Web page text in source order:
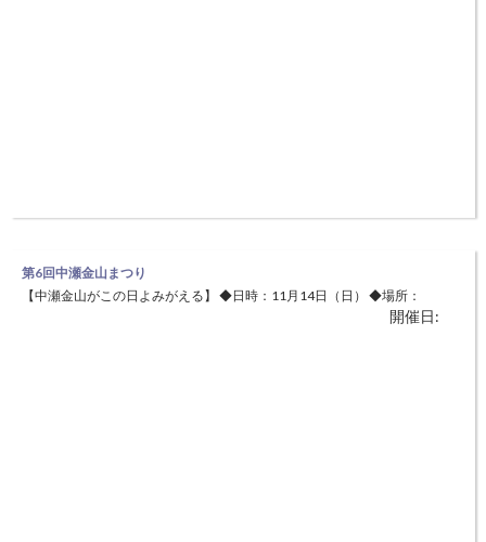
第6回中瀬金山まつり
【中瀬金山がこの日よみがえる】 ◆日時：11月14日（日） ◆場所：
『中瀬金山関所』及びトロッコ広場（養父市中瀬896番地10） 日本遺
開催日: